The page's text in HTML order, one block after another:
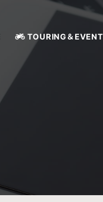
TOURING＆EVENT